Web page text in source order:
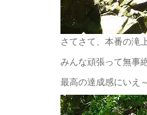
さてさて、本番の滝
みんな頑張って無事
最高の達成感にいえ